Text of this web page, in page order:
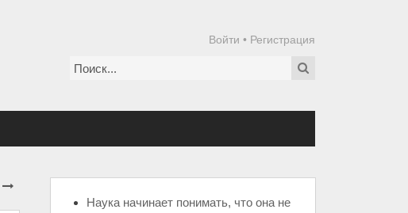
Войти • Регистрация
Наука начинает понимать, что она не